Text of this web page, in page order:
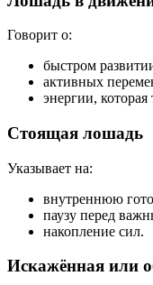
Говорит о:
быстром
активных
энергии, которая
Стоящая лошадь
Указывает на:
внутреннюю
паузу перед
накопление сил.
Искажённая или